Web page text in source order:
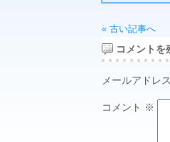
« 古い記事へ
コメントを
メールアドレ
コメント ※